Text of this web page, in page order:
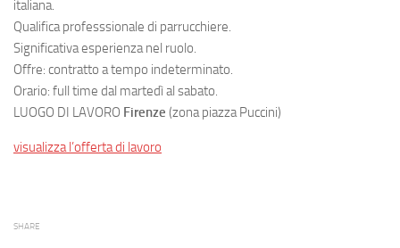
italiana.
Qualifica professsionale di parrucchiere.
Significativa esperienza nel ruolo.
Offre: contratto a tempo indeterminato.
Orario: full time dal martedì al sabato.
LUOGO DI LAVORO Firenze (zona piazza Puccini)
visualizza l’offerta di lavoro
SHARE